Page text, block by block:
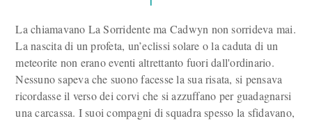
La chiamavano La Sorridente ma Cadwyn non sorrideva mai.
La nascita di un profeta, un’eclissi solare o la caduta di un
meteorite non erano eventi altrettanto fuori dall'ordinario.
Nessuno sapeva che suono facesse la sua risata, si pensava
ricordasse il verso dei corvi che si azzuffano per guadagnarsi
una carcassa. I suoi compagni di squadra spesso la sfidavano,